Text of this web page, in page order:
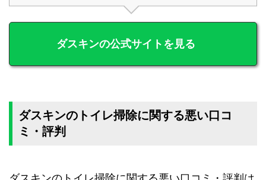
ダスキンの公式サイトを見る
ダスキンのトイレ掃除に関する悪い口コ
ミ・評判